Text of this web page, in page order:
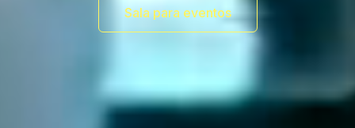
Sala para eventos